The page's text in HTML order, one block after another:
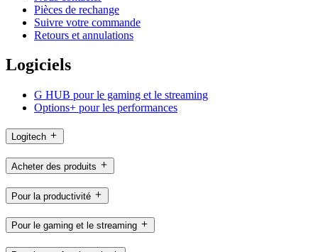
Pièces de rechange
Suivre votre commande
Retours et annulations
Logiciels
G HUB pour le gaming et le streaming
Options+ pour les performances
Logitech
Acheter des produits
Pour la productivité
Pour le gaming et le streaming